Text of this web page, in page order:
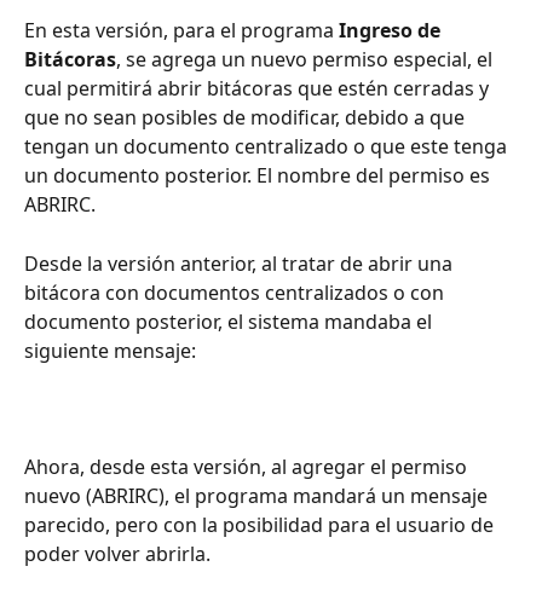
En esta versión, para el programa Ingreso de
Bitácoras, se agrega un nuevo permiso especial, el
cual permitirá abrir bitácoras que estén cerradas y
que no sean posibles de modificar, debido a que
tengan un documento centralizado o que este tenga
un documento posterior. El nombre del permiso es
ABRIRC.
Desde la versión anterior, al tratar de abrir una
bitácora con documentos centralizados o con
documento posterior, el sistema mandaba el
siguiente mensaje:
Ahora, desde esta versión, al agregar el permiso
nuevo (ABRIRC), el programa mandará un mensaje
parecido, pero con la posibilidad para el usuario de
poder volver abrirla.